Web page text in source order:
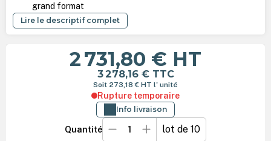
grand format
Lire le descriptif complet
2 731,80 € HT
3 278,16 € TTC
Soit 273,18 € HT l' unité
Rupture temporaire
Info livraison
Quantité lot de 10